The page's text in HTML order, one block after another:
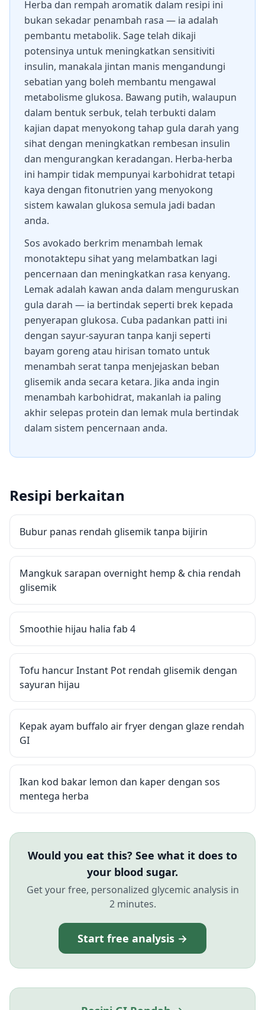
Herba dan rempah aromatik dalam resipi ini
bukan sekadar penambah rasa — ia adalah
pembantu metabolik. Sage telah dikaji
potensinya untuk meningkatkan sensitiviti
insulin, manakala jintan manis mengandungi
sebatian yang boleh membantu mengawal
metabolisme glukosa. Bawang putih, walaupun
dalam bentuk serbuk, telah terbukti dalam
kajian dapat menyokong tahap gula darah yang
sihat dengan meningkatkan rembesan insulin
dan mengurangkan keradangan. Herba-herba
ini hampir tidak mempunyai karbohidrat tetapi
kaya dengan fitonutrien yang menyokong
sistem kawalan glukosa semula jadi badan
anda.
Sos avokado berkrim menambah lemak
monotaktepu sihat yang melambatkan lagi
pencernaan dan meningkatkan rasa kenyang.
Lemak adalah kawan anda dalam menguruskan
gula darah — ia bertindak seperti brek kepada
penyerapan glukosa. Cuba padankan patti ini
dengan sayur-sayuran tanpa kanji seperti
bayam goreng atau hirisan tomato untuk
menambah serat tanpa menjejaskan beban
glisemik anda secara ketara. Jika anda ingin
menambah karbohidrat, makanlah ia paling
akhir selepas protein dan lemak mula bertindak
dalam sistem pencernaan anda.
Resipi berkaitan
Bubur panas rendah glisemik tanpa bijirin
Mangkuk sarapan overnight hemp & chia rendah
glisemik
Smoothie hijau halia fab 4
Tofu hancur Instant Pot rendah glisemik dengan
sayuran hijau
Kepak ayam buffalo air fryer dengan glaze rendah
GI
Ikan kod bakar lemon dan kaper dengan sos
mentega herba
Would you eat this? See what it does to
your blood sugar.
Get your free, personalized glycemic analysis in
2 minutes.
Start free analysis →